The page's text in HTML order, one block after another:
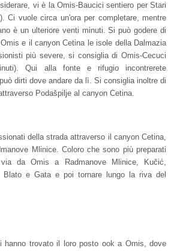
vi è la Omis-Baucici sentiero per Stari
Ci vuole circa un'ora per completare, mentre
è un ulteriore venti minuti. Si può godere di
e il canyon Cetina le isole della Dalmazia
più severe, si consiglia di Omis-Cecuci
Qui alla fonte e rifugio incontrerete
dirti dove andare da lì. Si consiglia inoltre di
Podašpilje al canyon Cetina.
della strada attraverso il canyon Cetina,
Mlinice. Coloro che sono più preparati
da Omis a Radmanove Mlinice, Kučić,
Blato e Gata e poi tornare lungo la riva del
hanno trovato il loro posto ook a Omis, dove